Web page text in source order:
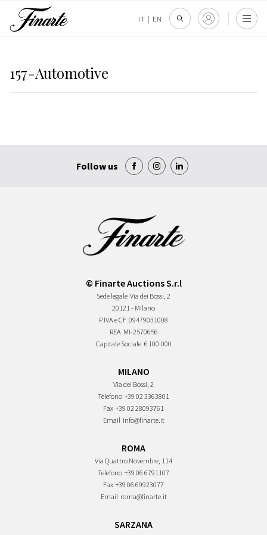
IT | EN
157-Automotive
Follow us
© Finarte Auctions S.r.l
Sede legale Via dei Bossi, 2
20121 - Milano
P.IVA e CF 09479031008
REA MI-2570656
Capitale Sociale € 100.000
MILANO
Via dei Bossi, 2
Telefono +39 02 3363801
Fax +39 02 28093761
Email info@finarte.it
ROMA
Via Quattro Novembre, 114
Telefono +39 06 6791107
Fax +39 06 69923077
Email roma@finarte.it
SARZANA